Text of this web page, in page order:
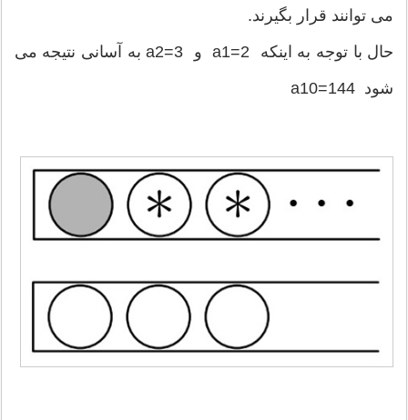
می توانند قرار بگیرند.
حال با توجه به اینکه a1=2 و a2=3 به آسانی نتیجه می
شود a10=144